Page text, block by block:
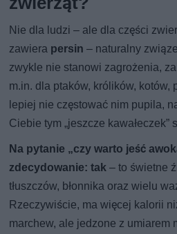
Nie dla ludzi – ale dla części
zawiera persin – naturalny
zwykle nie stanowi zagrożenia,
m.in. dla ptaków, królików, kotów,
lepiej nie częstować nim pupila,
Ciebie tym „jeszcze kawałeczek”
Na pytanie „czy warto jeść
zdecydowanie: tak – to świetne
tłuszczów, błonnika oraz wielu
Rzeczywiście, ma więcej kalorii
marchew, ale jedzone z umiarem